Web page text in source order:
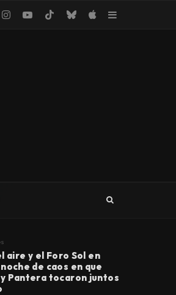
aire y el Foro Sol en
de caos en que
Pantera tocaron juntos